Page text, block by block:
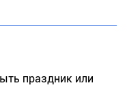
праздник или